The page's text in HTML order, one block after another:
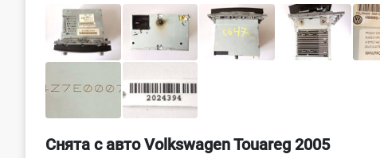
Снята с авто Volkswagen Touareg 2005